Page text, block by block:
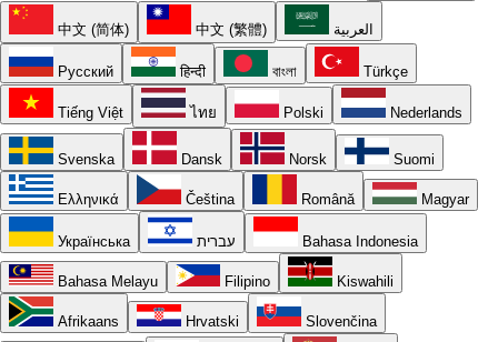
中文 (简体) 中文 (繁體) العربية
Русский हिन्दी বাংলা Türkçe
Tiếng Việt ไทย Polski Nederlands
Svenska Dansk Norsk Suomi
Ελληνικά Čeština Română Magyar
Українська עברית Bahasa Indonesia
Bahasa Melayu Filipino Kiswahili
Afrikaans Hrvatski Slovenčina